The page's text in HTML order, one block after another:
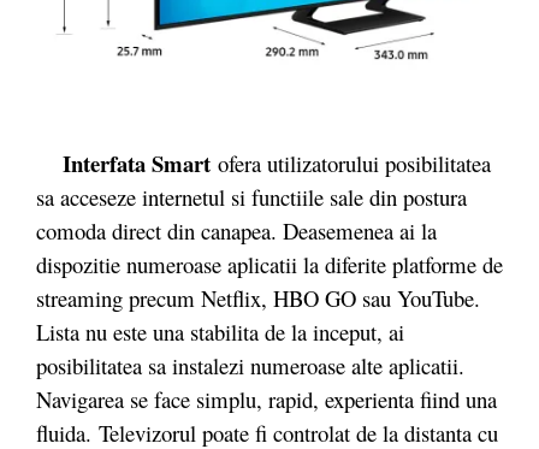
Interfata Smart ofera utilizatorului posibilitatea
sa acceseze internetul si functiile sale din postura
comoda direct din canapea. Deasemenea ai la
dispozitie numeroase aplicatii la diferite platforme de
streaming precum Netflix, HBO GO sau YouTube.
Lista nu este una stabilita de la inceput, ai
posibilitatea sa instalezi numeroase alte aplicatii.
Navigarea se face simplu, rapid, experienta fiind una
fluida. Televizorul poate fi controlat de la distanta cu